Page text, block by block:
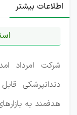
اطلاعات بیشتر
شرکت امرداد
دندانپرشکی
هدفمند به